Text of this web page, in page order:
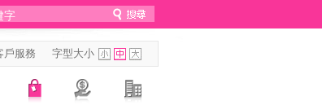
戶服務 字型大小